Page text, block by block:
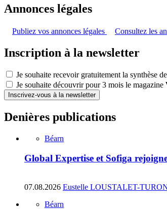
Annonces légales
Publiez vos annonces légales Consultez les
Inscription à la newsletter
Je souhaite recevoir gratuitement la synthèse
Je souhaite découvrir pour 3 mois le magazine
Inscrivez-vous à la newsletter
Denières publications
Béarn
Global Expertise et Sofiga
07.08.2026 Eustelle LOUSTALET-
Béarn